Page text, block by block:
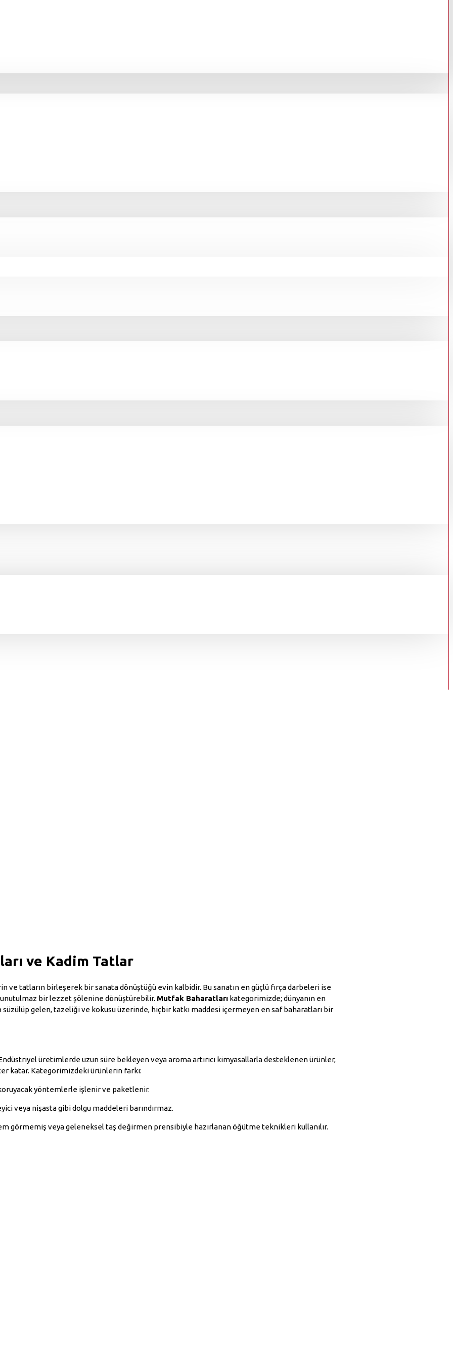
ve Kadim Tatlar
ve tatların birleşerek bir sanata dönüştüğü evin kalbidir. Bu sanatın en güçlü fırça darbeleri ise
bir lezzet şölenine dönüştürebilir. Mutfak Baharatları kategorimizde; dünyanın en
gelen, tazeliği ve kokusu üzerinde, hiçbir katkı maddesi içermeyen en saf baharatları bir
üretimlerde uzun süre bekleyen veya aroma artırıcı kimyasallarla desteklenen ürünler,
katar. Kategorimizdeki ürünlerin farkı:
yöntemlerle işlenir ve paketlenir.
veya nişasta gibi dolgu maddeleri barındırmaz.
görmemiş veya geleneksel taş değirmen prensibiyle hazırlanan öğütme teknikleri kullanılır.